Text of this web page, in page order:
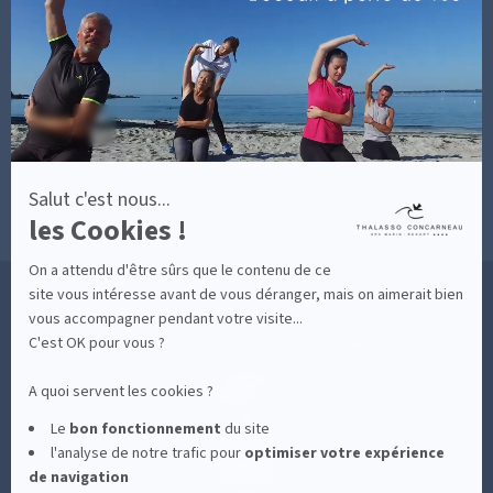
Salut c'est nous...
les Cookies !
On a attendu d'être sûrs que le contenu de ce
site vous intéresse avant de vous déranger, mais on aimerait bien
vous accompagner pendant votre visite...
C'est OK pour vous ?
A quoi servent les cookies ?
Le bon fonctionnement du site
l'analyse de notre trafic pour optimiservotre expérience
de navigation
BONNES RAISONS DE VENIR
MON COMPTE
MON PANIER
ACCÈS
CONTACT
MESURES D'HYGIÈNE
POLITIQUE DE CONFIDENTIALITÉ
MENTIONS LÉGALES
36 RUE DES SABLES BLANCS - 29900 CONCARNEAU - 02 98 75 05 40
CLIQUEZ-ICI POUR MODIFIER VOS PRÉFÉRENCES EN MATIÈRE DE COOKIES